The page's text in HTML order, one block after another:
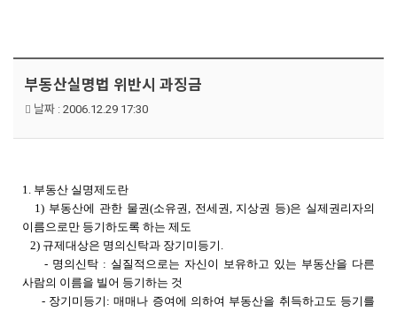
부동산실명법 위반시 과징금
날짜 : 2006.12.29 17:30
1. 부동산 실명제도란
1) 부동산에 관한 물권(소유권, 전세권, 지상권 등)은 실제권리자의
이름으로만 등기하도록 하는 제도
2) 규제대상은 명의신탁과 장기미등기.
- 명의신탁 : 실질적으로는 자신이 보유하고 있는 부동산을 다른
사람의 이름을 빌어 등기하는 것
-장기미등기: 매매나 증여에 의하여 부동산을 취득하고도 등기를